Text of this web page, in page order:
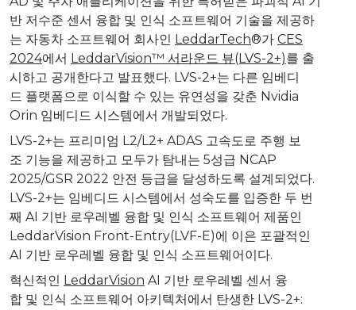
반 저수준 센서 융합 및 인식 소프트웨어 기술을 제공하
는 자동차 소프트웨어 회사인 LeddarTech®가 CES
2024에서 LeddarVision™ 서라운드 뷰(LVS-2+)를 출
시하고 공개한다고 발표했다. LVS-2+는 다른 임베디
드 플랫폼으로 이식할 수 있는 유연성을 갖춘 Nvidia
Orin 임베디드 시스템에서 개발되었다.
LVS-2+는 프리미엄 L2/L2+ ADAS 고속도로 주행 보
조 기능을 제공하고 모두가 탐내는 5성급 NCAP
2025/GSR 2022 안전 등급을 달성하도록 설계되었다.
LVS-2+는 임베디드 시스템에서 성숙도를 입증한 두 번
째 AI 기반 로우레벨 융합 및 인식 소프트웨어 제품인
LeddarVision Front-Entry(LVF-E)에 이은 포괄적인
AI 기반 로우레벨 융합 및 인식 소프트웨어이다.
혁신적인 LeddarVision AI 기반 로우레벨 센서 융
합 및 인식 소프트웨어 아키텍처에서 탄생한 LVS-2+: